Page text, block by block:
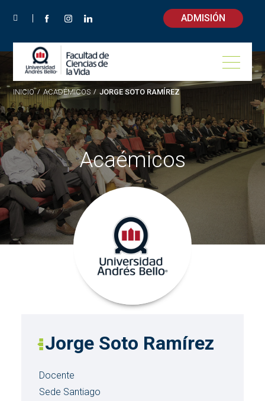
ADMISIÓN
INICIO / ACADÉMICOS / JORGE SOTO RAMÍREZ
Acaémicos
Jorge Soto Ramírez
Docente
Sede Santiago